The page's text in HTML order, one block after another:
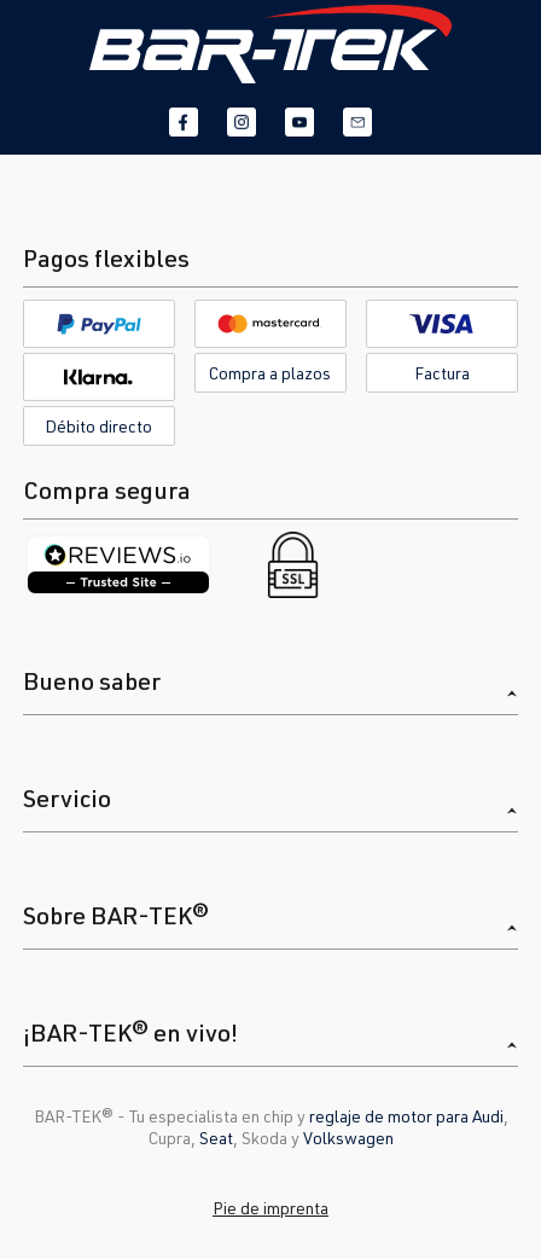
Pagos flexibles
Compra a plazos Factura
Débito directo
Compra segura
Bueno saber
Servicio
Sobre BAR-TEK®
¡BAR-TEK® en vivo!
BAR-TEK®️ - Tu especialista en chip yreglaje de motor para Audi
Cupra, Seat, Skoda yVolkswagen
Pie de imprenta